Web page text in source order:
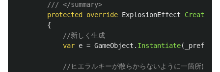
/// </summary>
protected
override ExplosionEffect
{
//新しく生成
var e = GameObject . Instantiate( _prefab
//ヒエラルキーが散らからないように一箇所にま